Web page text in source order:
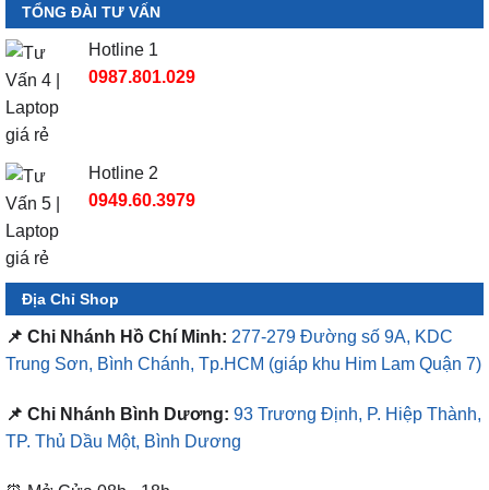
TỔNG ĐÀI TƯ VẤN
Hotline 1
0987.801.029
Hotline 2
0949.60.3979
Địa Chỉ Shop
📌 Chi Nhánh Hồ Chí Minh: 277-279 Đường số 9A, KDC
Trung Sơn, Bình Chánh, Tp.HCM (giáp khu Him Lam Quận 7)
📌 Chi Nhánh Bình Dương: 93 Trương Định, P. Hiệp Thành,
TP. Thủ Dầu Một, Bình Dương